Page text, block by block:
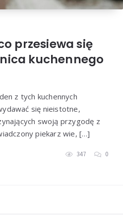
przesiewa się
kuchennego
z tych kuchennych
się nieistotne,
swoją przygodę z
piekarz wie, […]
347 0